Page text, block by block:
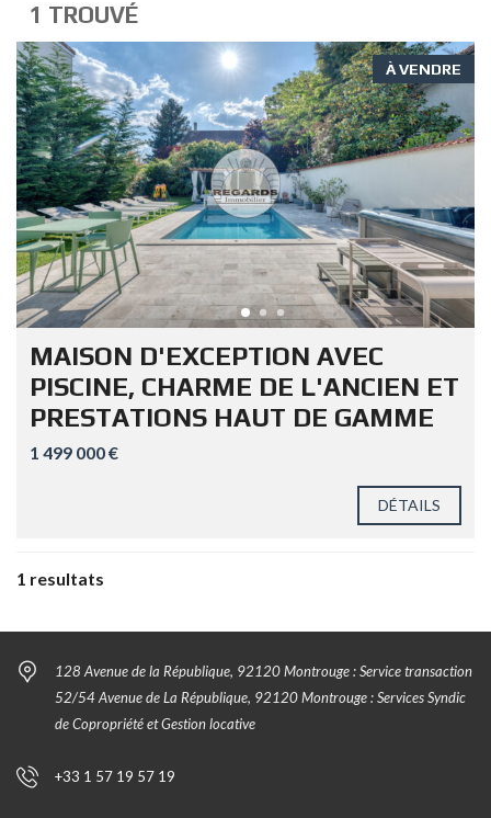
1 TROUVÉ
À VENDRE
MAISON D'EXCEPTION AVEC
PISCINE, CHARME DE L'ANCIEN ET
PRESTATIONS HAUT DE GAMME
1 499 000 €
DÉTAILS
1 resultats
128 Avenue de la République, 92120 Montrouge : Service transaction
52/54 Avenue de La République, 92120 Montrouge : Services Syndic
de Copropriété et Gestion locative
+33 1 57 19 57 19